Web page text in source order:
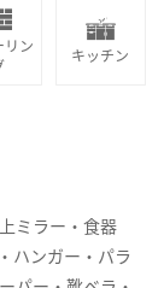
リン
キッチン
ミラー・食器
ハンガー・パラ